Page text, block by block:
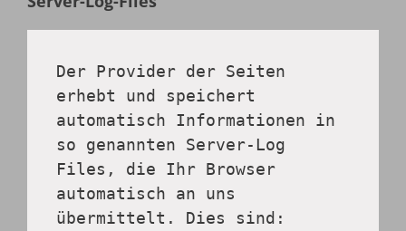
Der Provider der Seiten
erhebt und speichert
automatisch Informationen in
so genannten Server-Log
Files, die Ihr Browser
automatisch an uns
übermittelt. Dies sind: